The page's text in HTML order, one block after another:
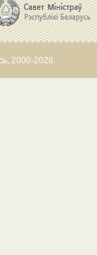
2000-2026.